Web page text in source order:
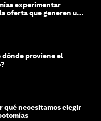
experimentar
oferta que generen un
dónde proviene el
qué necesitamos elegir